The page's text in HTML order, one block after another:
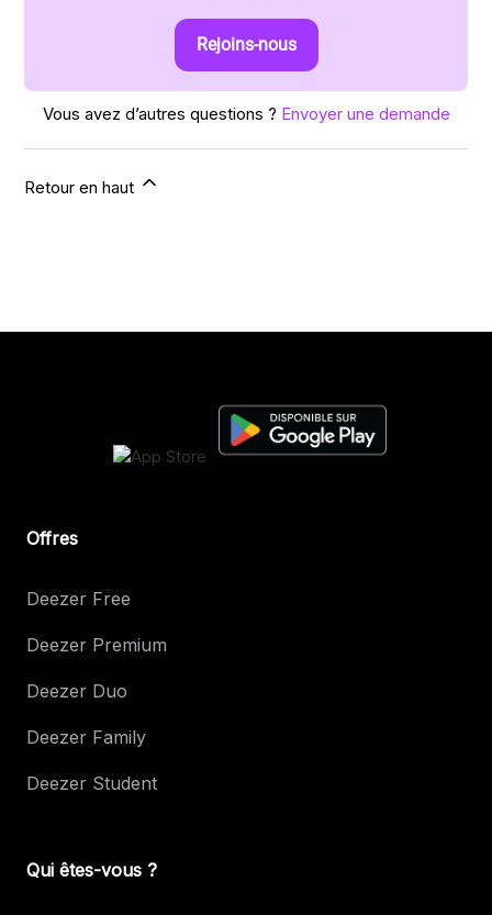
Rejoins-nous
Vous avez d’autres questions ? Envoyer une demande
Retour en haut
Offres
Deezer Free
Deezer Premium
Deezer Duo
Deezer Family
Deezer Student
Qui êtes-vous ?